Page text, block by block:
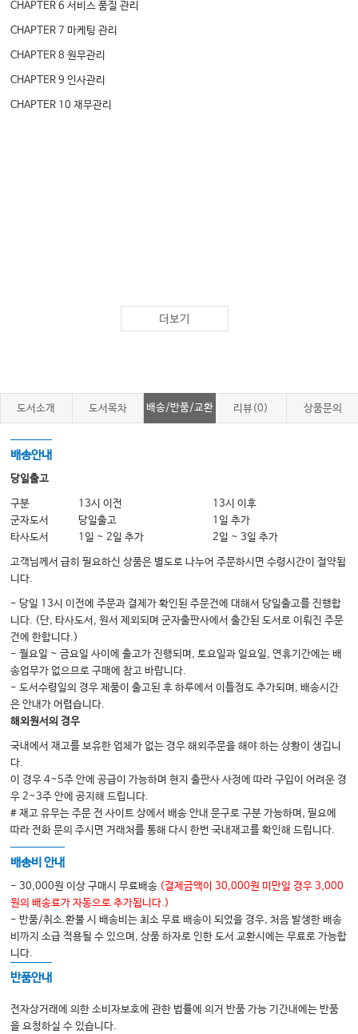
CHAPTER 6 서비스 품질 관리
CHAPTER 7 마케팅 관리
CHAPTER 8 원무관리
CHAPTER 9 인사관리
CHAPTER 10 재무관리
더보기
도서소개 도서목차 배송/반품/교환 리뷰(0) 상품문의
배송안내
당일출고
구분 13시 이전
13시 이후
군자도서
당일출고
1일 추가
타사도서
1일 ~ 2일 추가 2일 ~ 3일 추가
고객님께서 급히 필요하신 상품은 별도로 나누어 주문하시면 수령시간이 절약됩
니다.
- 당일 13시 이전에 주문과 결제가 확인된 주문건에 대해서 당일출고를 진행합
니다. (단, 타사도서, 원서 제외되며 군자출판사에서 출간된 도서로 이뤄진 주문
건에 한합니다.)
- 월요일 ~ 금요일 사이에 출고가 진행되며, 토요일과 일요일, 연휴기간에는 배
송업무가 없으므로 구매에 참고 바랍니다.
- 도서수령일의 경우 제품이 출고된 후 하루에서 이틀정도 추가되며, 배송시간
은 안내가 어렵습니다.
해외원서의 경우
국내에서 재고를 보유한 업체가 없는 경우 해외주문을 해야 하는 상황이 생깁니
다.
이 경우 4~5주 안에 공급이 가능하며 현지 출판사 사정에 따라 구입이 어려운 경
우 2~3주 안에 공지해 드립니다.
# 재고 유무는 주문 전 사이트 상에서 배송 안내 문구로 구분 가능하며, 필요에
따라 전화 문의 주시면 거래처를 통해 다시 한번 국내재고를 확인해 드립니다.
배송비 안내
- 30,000원 이상 구매시 무료배송 (결제금액이 30,000원 미만일 경우 3,000
원의 배송료가 자동으로 추가됩니다.)
- 반품/취소.환불 시 배송비는 최소 무료 배송이 되었을 경우, 처음 발생한 배송
비까지 소급 적용될 수 있으며, 상품 하자로 인한 도서 교환시에는 무료로 가능합
니다.
반품안내
전자상거래에 의한 소비자보호에 관한 법률에 의거 반품 가능 기간내에는 반품
을 요청하실 수 있습니다.